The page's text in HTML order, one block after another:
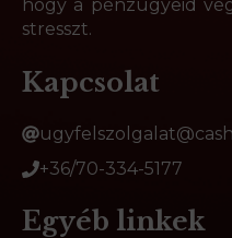
hogy a pénzügyeid
stresszt.
Kapcsolat
+36/70-334-5177
Egyéb linkek